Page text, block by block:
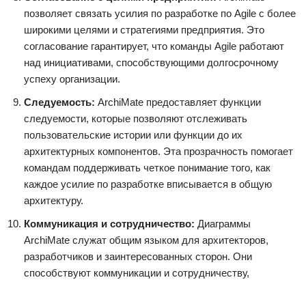
позволяет связать усилия по разработке по Agile с более
широкими целями и стратегиями предприятия. Это
согласование гарантирует, что команды Agile работают
над инициативами, способствующими долгосрочному
успеху организации.
Следуемость: ArchiMate предоставляет функции
следуемости, которые позволяют отслеживать
пользовательские истории или функции до их
архитектурных компонентов. Эта прозрачность помогает
командам поддерживать четкое понимание того, как
каждое усилие по разработке вписывается в общую
архитектуру.
Коммуникация и сотрудничество: Диаграммы
ArchiMate служат общим языком для архитекторов,
разработчиков и заинтересованных сторон. Они
способствуют коммуникации и сотрудничеству,